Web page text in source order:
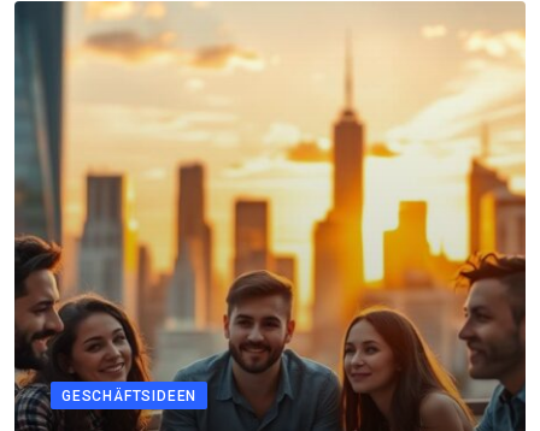
GESCHÄFTSIDEEN